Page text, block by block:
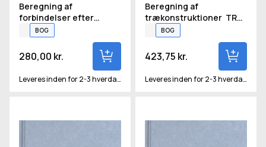
Beregning af
forbindelser efter
Eurocode 5 TRÆ
Lærebog
BOG
280,00 kr.
Leveres inden for 2-3 hverdage
Beregning af
trækonstruktioner TRÆ
Lærebog
BOG
423,75 kr.
Leveres inden for 2-3 hverdage